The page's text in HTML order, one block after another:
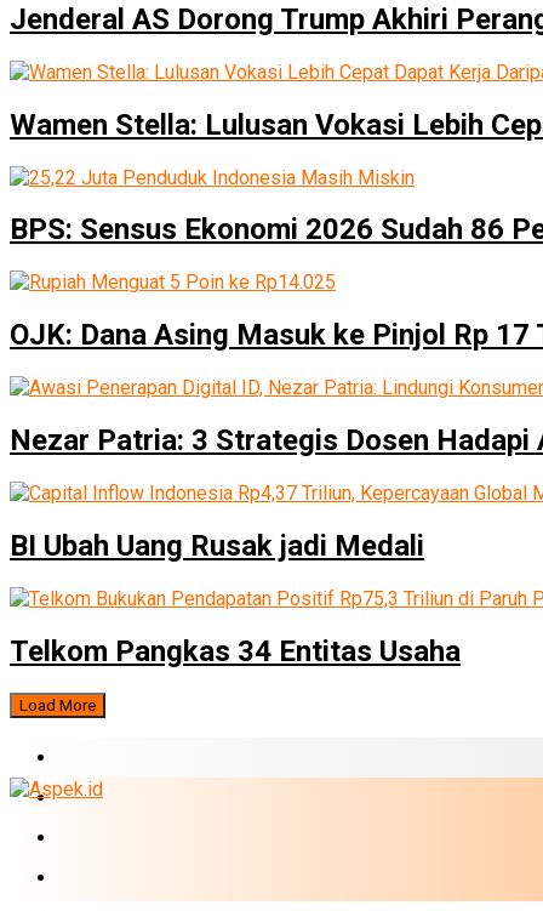
Jenderal AS Dorong Trump Akhiri
Wamen Stella: Lulusan Vokasi Lebih
BPS: Sensus Ekonomi 2026 Sudah 86
OJK: Dana Asing Masuk ke Pinjol Rp 17
Nezar Patria: 3 Strategis Dosen Hadapi
BI Ubah Uang Rusak jadi Medali
Telkom Pangkas 34 Entitas Usaha
Load More
BUMN